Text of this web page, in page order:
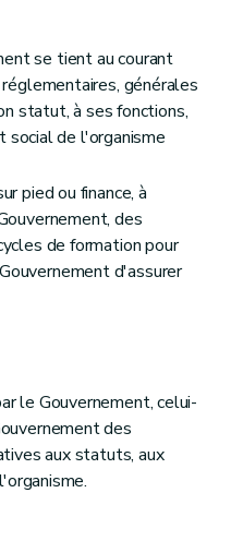
se tient au courant
générales
statut, à ses fonctions,
social de l'organisme
pied ou finance, à
des
de formation pour
d'assurer
le Gouvernement, celui-
des
aux statuts, aux